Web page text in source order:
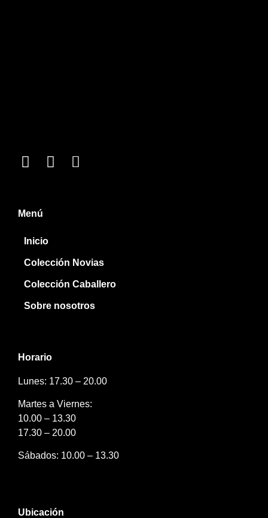
Menú
Inicio
Colección Novias
Colección Caballero
Sobre nosotros
Horario
Lunes: 17.30 – 20.00
Martes a Viernes:
10.00 – 13.30
17.30 – 20.00
Sábados: 10.00 – 13.30
Ubicación